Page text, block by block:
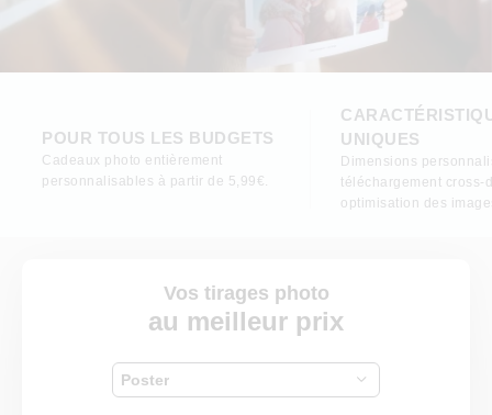
POUR TOUS LES BUDGETS
Cadeaux photo entièrement
personnalisables à partir de 5,99€.
UNIQUES
Dimensions
téléchargement cross-
optimisation des
Vos tirages photo
au meilleur prix
Poster